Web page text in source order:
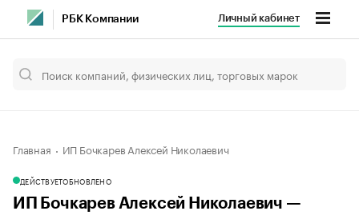
РБК Компании Личный кабинет
Главная ИП Бочкарев Алексей Николаевич
ДЕЙСТВУЕТОБНОВЛЕНО
ИП Бочкарев Алексей Николаевич —